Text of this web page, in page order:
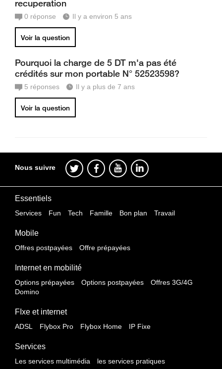
recuperation
0 réponse Il y a environ 5 ans
Voir la question
Pourquoi la charge de 5 DT m'a pas été
crédités sur mon portable N° 52523598?
5 réponses Il y a plus de 7 ans
Voir la question
Nous suivre
Essentiels
Services Fun Tech Famille Bon plan Travail
Mobile
Offres postpayées Offre prépayées
Internet en mobilité
Options prépayées Options postpayées
Offres 3G/4G
Domino
FIxe et internet
ADSL Flybox Pro Flybox Home IP Fixe
Services
Les services multimédia les services pratiques